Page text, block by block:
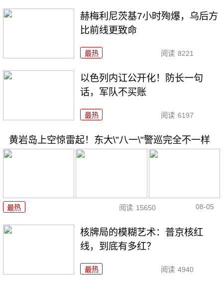
赫梅利尼茨基7小时殉爆，乌后方
比前线更致命
最热 阅读 8221
以色列内讧公开化！防长一句
话，军队不买账
最热 阅读 6197
黄岩岛上空惊雷起！东大\"八一\"警巡完全不一样
最热 阅读 15650 08-05
核牌局的模糊艺术：普京核红
线，到底有多红？
最热 阅读 4940